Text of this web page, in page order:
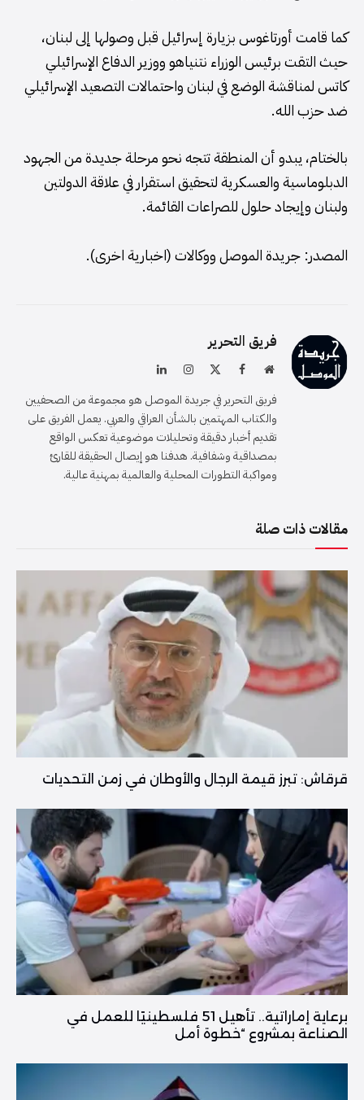
كما قامت أورتاغوس بزيارة إسرائيل قبل وصولها إلى لبنان،
حيث التقت برئيس الوزراء نتنياهو ووزير الدفاع الإسرائيلي
كاتس لمناقشة الوضع في لبنان واحتمالات التصعيد الإسرائيلي
ضد حزب الله.
بالختام، يبدو أن المنطقة تتجه نحو مرحلة جديدة من الجهود
الدبلوماسية والعسكرية لتحقيق استقرار في علاقة الدولتين
ولبنان وإيجاد حلول للصراعات القائمة.
المصدر: جريدة الموصل ووكالات (اخبارية اخرى).
فريق التحرير
موقعفيسبوك الانستغرام
لينكدإن
فريق التحرير في جريدة الموصل هو مجموعة من الصحفيين
والكتاب المهتمين بالشأن العراقي والعربي. يعمل الفريق على
تقديم أخبار دقيقة وتحليلات موضوعية تعكس الواقع
بمصداقية وشفافية. هدفنا هو إيصال الحقيقة للقارئ
ومواكبة التطورات المحلية والعالمية بمهنية عالية.
مقالات ذات صلة
قرقاش: تبرز قيمة الرجال والأوطان في زمن التحديات
برعاية إماراتية.. تأهيل 51 فلسطينيًا للعمل في
الصناعة بمشروع “خطوة أمل